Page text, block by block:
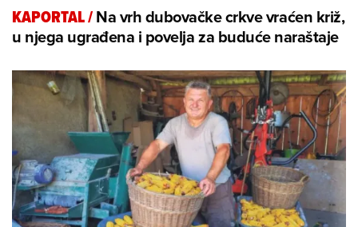
KAPORTAL/Na vrh dubovačke crkve vraćen križ,
u njega ugrađena i povelja za buduće naraštaje